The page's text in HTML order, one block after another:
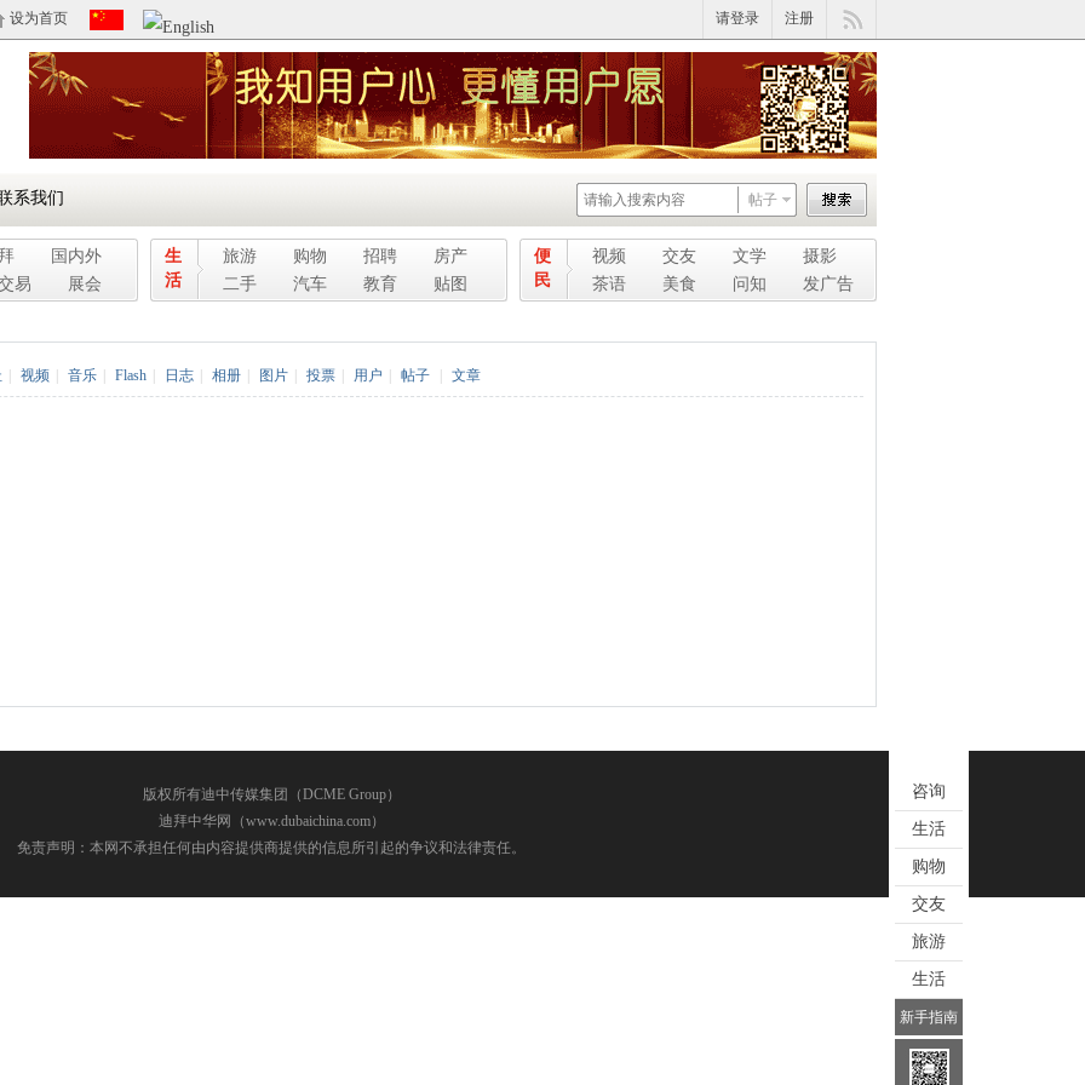
设为首页 请登录 注册
帖子
系我们
国内外
易
展会
生
活
旅游 购物 招聘
房产
二手
汽车 教育 贴图
便
民
视频 交友 文学
摄影
茶语
美食 问知 发广告
视频 音乐 Flash 日志 相册 图片 投票 用户 帖子 文章
版权所有迪中传媒集团（DCME Group）
迪拜中华网（www.dubaichina.com）
免责声明：本网不承担任何由内容提供商提供的信息所引起的争议和法律责任。
咨询
生活
购物
交友
旅游
生活
新手指南